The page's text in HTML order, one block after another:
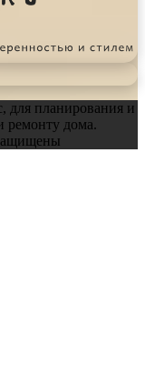
планирования и
ремонту дома.